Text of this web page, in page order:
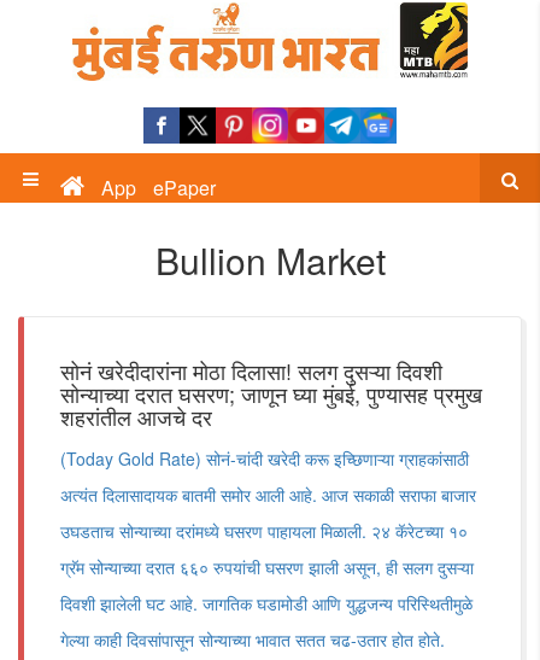
App ePaper
Bullion Market
सोनं खरेदीदारांना मोठा दिलासा! सलग दुसऱ्या दिवशी
सोन्याच्या दरात घसरण; जाणून घ्या मुंबई, पुण्यासह प्रमुख
शहरांतील आजचे दर
(Today Gold Rate) सोनं-चांदी खरेदी करू इच्छिणाऱ्या ग्राहकांसाठी
अत्यंत दिलासादायक बातमी समोर आली आहे. आज सकाळी सराफा बाजार
उघडताच सोन्याच्या दरांमध्ये घसरण पाहायला मिळाली. २४ कॅरेटच्या १०
ग्रॅम सोन्याच्या दरात ६६० रुपयांची घसरण झाली असून, ही सलग दुसऱ्या
दिवशी झालेली घट आहे. जागतिक घडामोडी आणि युद्धजन्य परिस्थितीमुळे
गेल्या काही दिवसांपासून सोन्याच्या भावात सतत चढ-उतार होत होते.